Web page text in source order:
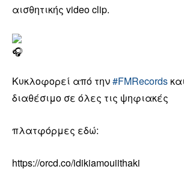
αισθητικής video clip.
Κυκλοφορεί από την#FMRecords
διαθέσιμο σε όλες τις ψηφιακές
πλατφόρμες εδώ:
https://orcd.co/idikiamouiithaki